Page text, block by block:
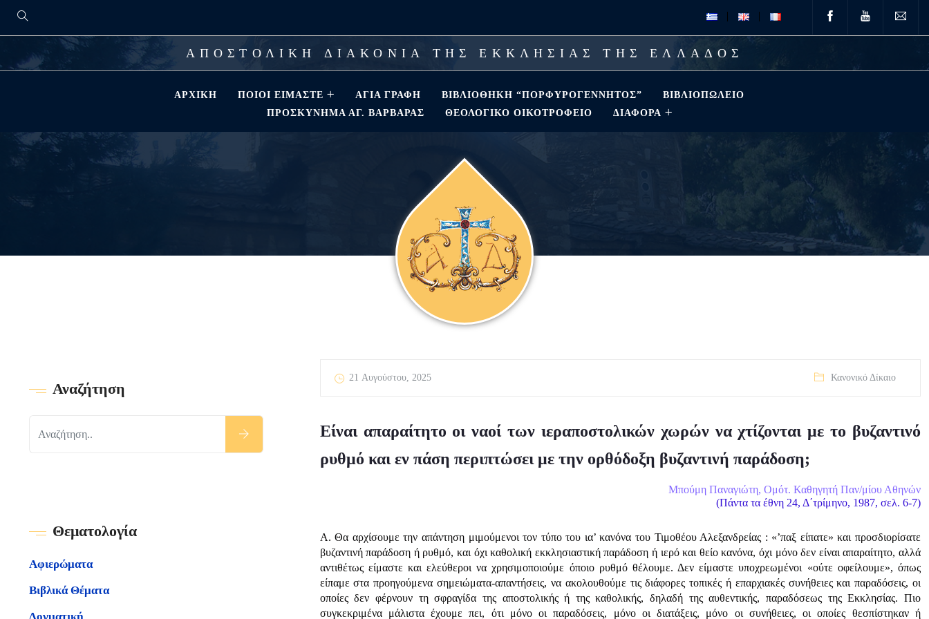
ΑΠΟΣΤΟΛΙΚΗ ΔΙΑΚΟΝΙΑ ΤΗΣ ΕΚΚΛΗΣΙΑΣ ΤΗΣ ΕΛΛΑΔΟΣ
ΑΡΧΙΚΉ ΠΟΙΟΊ ΕΊΜΑΣΤΕ ΑΓΊΑ ΓΡΑΦΉ ΒΙΒΛΙΟΘΗΚΗ “ΠΟΡΦΥΡΟΓΕΝΝΗΤΟΣ”
ΒΙΒΛΙΟΠΩΛΕΊΟ
ΠΡΟΣΚΎΝΗΜΑ ΑΓ. ΒΑΡΒΆΡΑΣ
ΘΕΟΛΟΓΙΚΌ ΟΙΚΟΤΡΟΦΕΊΟ ΔΙΑΦΟΡΑ
21 Αυγούστου, 2025 Κανονικό Δίκαιο
Είναι απαραίτητο οι ναοί των ιεραποστολικών χωρών να χτίζονται με το βυζαντινό
ρυθμό και εν πάση περιπτώσει με την ορθόδοξη βυζαντινή παράδοση;
Μπούμη Παναγιώτη, Oμότ. Καθηγητή Παν/μίου Αθηνών
(Πάντα τα έθνη 24, Δ΄τρίμηνο, 1987, σελ. 6-7)
Α. Θα αρχίσουμε την απάντηση μιμούμενοι τον τύπο του ια’ κανόνα του Τιμοθέου Αλεξανδρείας : «’παξ είπατε» και προσδιορίσατε
βυζαντινή παράδοση ή ρυθμό, και όχι καθολική εκκλησιαστική παράδοση ή ιερό και θείο κανόνα, όχι μόνο δεν είναι απαραίτητο, αλλά
αντιθέτως είμαστε και ελεύθεροι να χρησιμοποιούμε όποιο ρυθμό θέλουμε. Δεν είμαστε υποχρεωμένοι «ούτε οφείλουμε», όπως
είπαμε στα προηγούμενα σημειώματα-απαντήσεις, να ακολουθούμε τις διάφορες τοπικές ή επαρχιακές συνήθειες και παραδόσεις, οι
οποίες δεν φέρνουν τη σφραγίδα της αποστολικής ή της καθολικής, δηλαδή της αυθεντικής, παραδόσεως της Εκκλησίας. Πιο
συγκεκριμένα μάλιστα έχουμε πει, ότι μόνο οι παραδόσεις, μόνο οι διατάξεις, μόνο οι συνήθειες, οι οποίες θεσπίστηκαν ή
Αναζήτηση
Θεματολογία
Αφιερώματα
Βιβλικά Θέματα